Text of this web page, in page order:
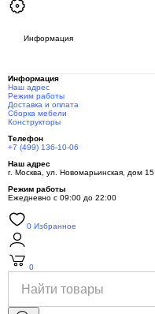
Информация
Информация
Наш адрес
Режим работы
Доставка и оплата
Сборка мебели
Конструкторы
Телефон
+7 (499) 136-10-06
Наш адрес
г. Москва, ул. Новомарьинская, дом 15
Режим работы
Ежедневно с 09:00 до 22:00
0 Избранное
0